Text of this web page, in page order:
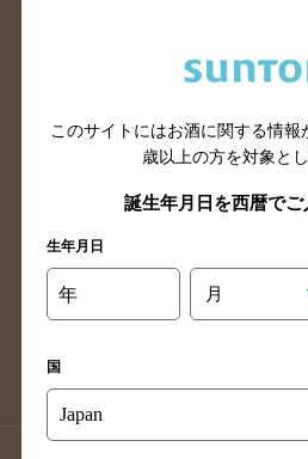
広島県のバー検索
岡
山口県のバー検索
鳥
島根県のバー検索
徳
香川県のバー検索
愛
長崎県のバー検索
佐
大分県のバー検索
このサイトにはお酒に関する情報
歳以上の方を対象と
誕生年月日を西暦でご
生年月日
年 月
国